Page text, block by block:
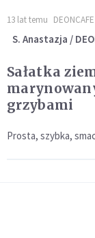
13 lat temu DEONCAFE
S. Anastazja /
Sałatka
grzybami
Prosta, szybka,